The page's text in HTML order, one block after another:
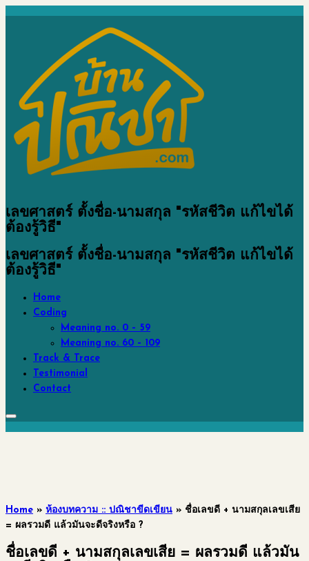
เลขศาสตร์ ตั้งชื่อ-นามสกุล "รหัสชีวิต แก้ไขได้
ต้องรู้วิธี"
เลขศาสตร์ ตั้งชื่อ-นามสกุล "รหัสชีวิต แก้ไขได้
ต้องรู้วิธี"
Home
Coding
Meaning no. 0 – 59
Meaning no. 60 – 109
Track & Trace
Testimonial
Contact
Home » ห้องบทความ :: ปณิชาขีดเขียน » ชื่อเลขดี + นามสกุลเลขเสีย
= ผลรวมดี แล้วมันจะดีจริงหรือ ?
ชื่อเลขดี + นามสกุลเลขเสีย = ผลรวมดี แล้วมัน